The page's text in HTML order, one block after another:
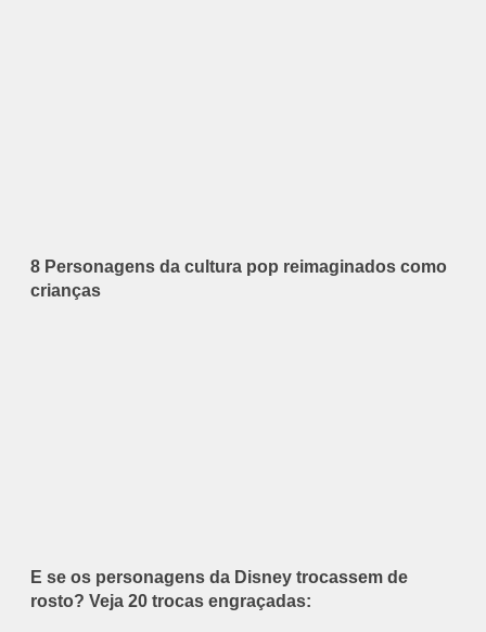
8 Personagens da cultura pop reimaginados como
crianças
E se os personagens da Disney trocassem de
rosto? Veja 20 trocas engraçadas: